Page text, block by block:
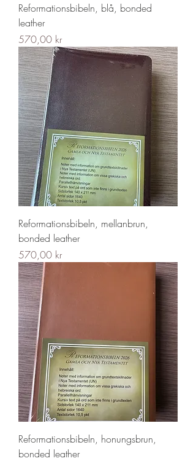
Reformationsbibeln, blå, bonded
leather
Pris
570,00 kr
Reformationsbibeln, mellanbrun,
bonded leather
Pris
570,00 kr
Reformationsbibeln, honungsbrun,
bonded leather